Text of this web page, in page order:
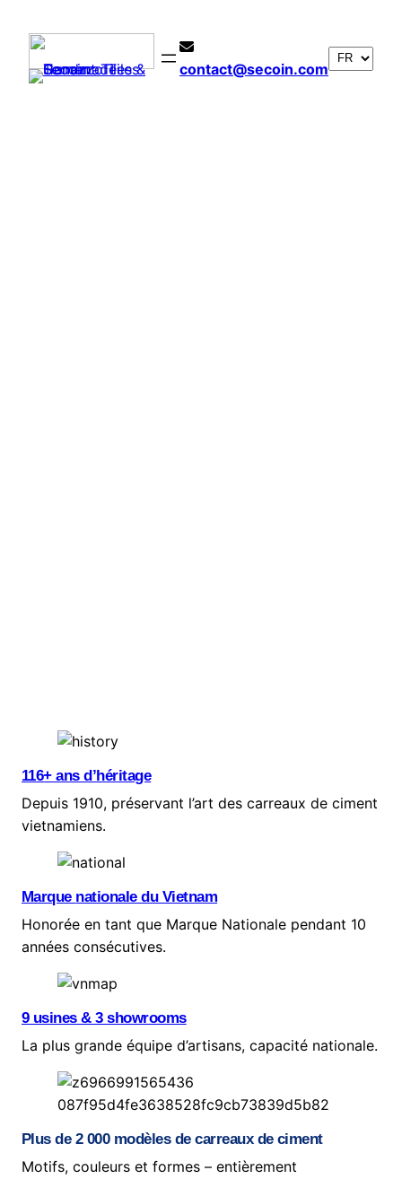
contenu
contact@secoin.com
116+ ans d’héritage
Depuis 1910, préservant l’art des carreaux de ciment
vietnamiens.
Marque nationale du Vietnam
Honorée en tant que Marque Nationale pendant 10
années consécutives.
9 usines & 3 showrooms
La plus grande équipe d’artisans, capacité nationale.
Plus de 2 000 modèles de carreaux de ciment
Motifs, couleurs et formes – entièrement